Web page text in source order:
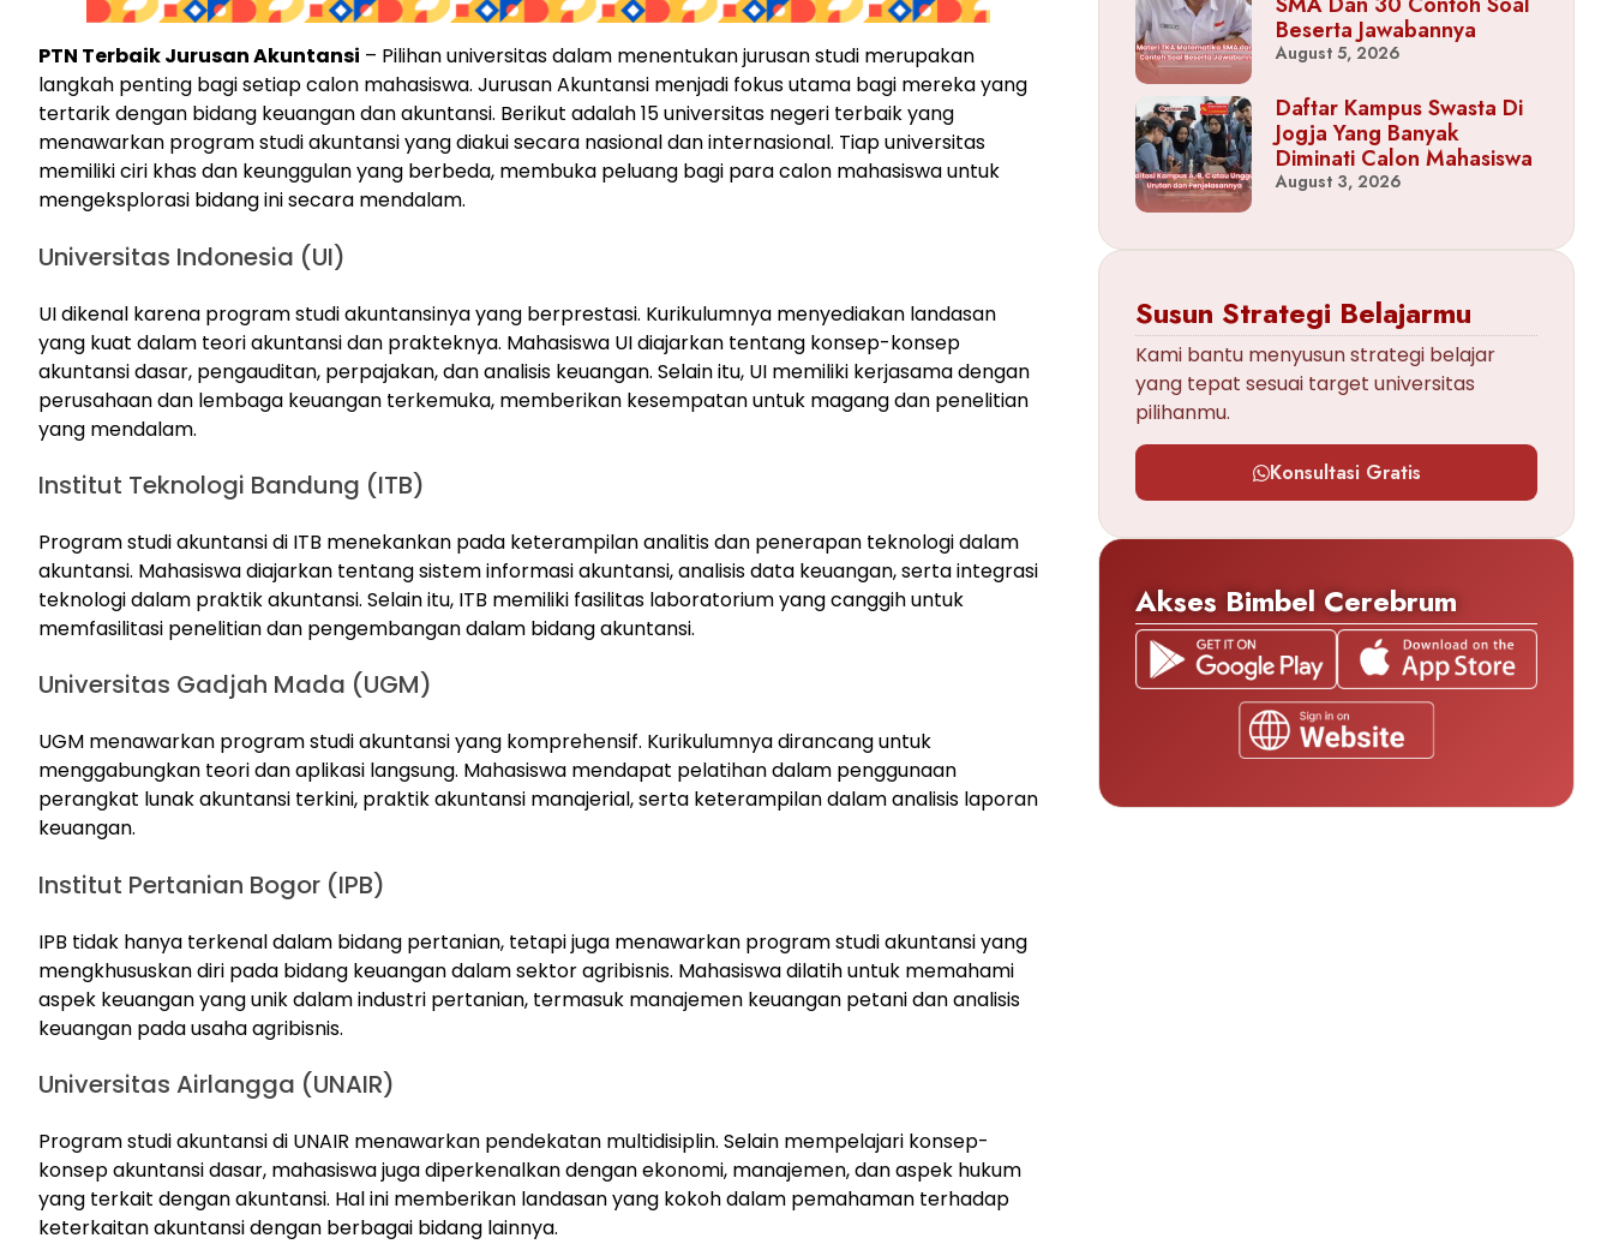
PTN Terbaik Jurusan Akuntansi – Pilihan universitas dalam menentukan jurusan studi merupakan
langkah penting bagi setiap calon mahasiswa. Jurusan Akuntansi menjadi fokus utama bagi mereka yang
tertarik dengan bidang keuangan dan akuntansi. Berikut adalah 15 universitas negeri terbaik yang
menawarkan program studi akuntansi yang diakui secara nasional dan internasional. Tiap universitas
memiliki ciri khas dan keunggulan yang berbeda, membuka peluang bagi para calon mahasiswa untuk
mengeksplorasi bidang ini secara mendalam.
Universitas Indonesia (UI)
UI dikenal karena program studi akuntansinya yang berprestasi. Kurikulumnya menyediakan landasan
yang kuat dalam teori akuntansi dan prakteknya. Mahasiswa UI diajarkan tentang konsep-konsep
akuntansi dasar, pengauditan, perpajakan, dan analisis keuangan. Selain itu, UI memiliki kerjasama dengan
perusahaan dan lembaga keuangan terkemuka, memberikan kesempatan untuk magang dan penelitian
yang mendalam.
Institut Teknologi Bandung (ITB)
Program studi akuntansi di ITB menekankan pada keterampilan analitis dan penerapan teknologi dalam
akuntansi. Mahasiswa diajarkan tentang sistem informasi akuntansi, analisis data keuangan, serta integrasi
teknologi dalam praktik akuntansi. Selain itu, ITB memiliki fasilitas laboratorium yang canggih untuk
memfasilitasi penelitian dan pengembangan dalam bidang akuntansi.
Universitas Gadjah Mada (UGM)
UGM menawarkan program studi akuntansi yang komprehensif. Kurikulumnya dirancang untuk
menggabungkan teori dan aplikasi langsung. Mahasiswa mendapat pelatihan dalam penggunaan
perangkat lunak akuntansi terkini, praktik akuntansi manajerial, serta keterampilan dalam analisis laporan
keuangan.
Institut Pertanian Bogor (IPB)
IPB tidak hanya terkenal dalam bidang pertanian, tetapi juga menawarkan program studi akuntansi yang
mengkhususkan diri pada bidang keuangan dalam sektor agribisnis. Mahasiswa dilatih untuk memahami
aspek keuangan yang unik dalam industri pertanian, termasuk manajemen keuangan petani dan analisis
keuangan pada usaha agribisnis.
Universitas Airlangga (UNAIR)
Program studi akuntansi di UNAIR menawarkan pendekatan multidisiplin. Selain mempelajari konsep-
konsep akuntansi dasar, mahasiswa juga diperkenalkan dengan ekonomi, manajemen, dan aspek hukum
yang terkait dengan akuntansi. Hal ini memberikan landasan yang kokoh dalam pemahaman terhadap
keterkaitan akuntansi dengan berbagai bidang lainnya.
Beserta Jawabannya
August 5, 2026
Daftar Kampus Swasta Di
Jogja Yang Banyak
Diminati Calon Mahasiswa
August 3, 2026
Susun Strategi Belajarmu
Kami bantu menyusun strategi belajar
yang tepat sesuai target universitas
pilihanmu.
Konsultasi Gratis
Akses Bimbel Cerebrum